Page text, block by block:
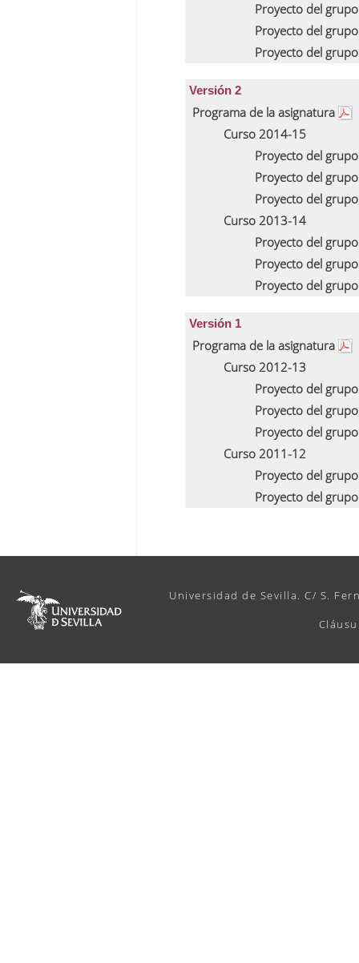
Proyecto del
Proyecto del
Proyecto del
Versión 2
Programa de la asignatura
Curso 2014-15
Proyecto del
Proyecto del
Proyecto del
Curso 2013-14
Proyecto del
Proyecto del
Proyecto del
Versión 1
Programa de la asignatura
Curso 2012-13
Proyecto del
Proyecto del
Proyecto del
Curso 2011-12
Proyecto del
Proyecto del
Universidad de Sevilla. C/ S.